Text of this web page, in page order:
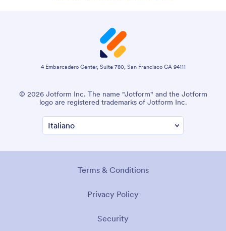
4 Embarcadero Center, Suite 780, San Francisco CA 94111
© 2026 Jotform Inc. The name "Jotform" and the Jotform
logo are registered trademarks of Jotform Inc.
Terms & Conditions
Privacy Policy
Security